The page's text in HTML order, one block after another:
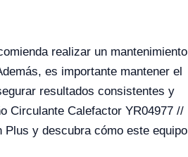
realizar un mantenimiento
es importante mantener el
resultados consistentes y
Circulante Calefactor YR04977 //
y descubra cómo este equipo